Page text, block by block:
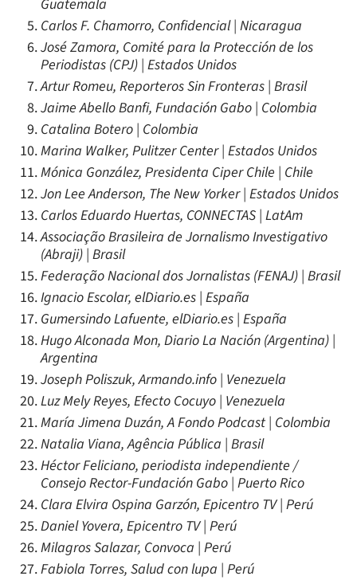
Guatemala
Carlos F. Chamorro, Confidencial | Nicaragua
José Zamora, Comité para la Protección de los
Periodistas (CPJ) | Estados Unidos
Artur Romeu, Reporteros Sin Fronteras | Brasil
Jaime Abello Banfi, Fundación Gabo | Colombia
Catalina Botero | Colombia
Marina Walker, Pulitzer Center | Estados Unidos
Mónica González, Presidenta Ciper Chile | Chile
Jon Lee Anderson, The New Yorker | Estados Unidos
Carlos Eduardo Huertas, CONNECTAS | LatAm
Associação Brasileira de Jornalismo Investigativo
(Abraji) | Brasil
Federação Nacional dos Jornalistas (FENAJ) | Brasil
Ignacio Escolar, elDiario.es | España
Gumersindo Lafuente, elDiario.es | España
Hugo Alconada Mon, Diario La Nación (Argentina) |
Argentina
Joseph Poliszuk, Armando.info | Venezuela
Luz Mely Reyes, Efecto Cocuyo | Venezuela
María Jimena Duzán, A Fondo Podcast | Colombia
Natalia Viana, Agência Pública | Brasil
Héctor Feliciano, periodista independiente /
Consejo Rector-Fundación Gabo | Puerto Rico
Clara Elvira Ospina Garzón, Epicentro TV | Perú
Daniel Yovera, Epicentro TV | Perú
Milagros Salazar, Convoca | Perú
Fabiola Torres, Salud con lupa | Perú